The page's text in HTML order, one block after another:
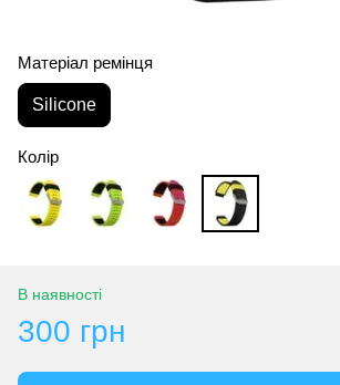
Матеріал ремінця
Silicone
Колір
В наявності
300 грн